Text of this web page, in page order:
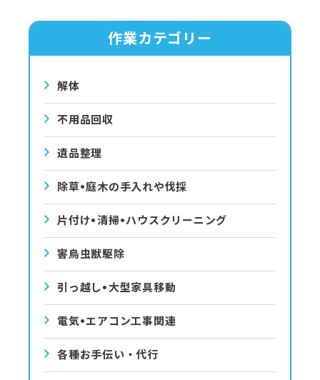
作業カテゴリー
解体
不用品回収
遺品整理
除草•庭⽊の⼿⼊れや伐採
⽚付け•清掃•ハウスクリーニング
害⿃⾍獣駆除
引っ越し•⼤型家具移動
電気•エアコン⼯事関連
各種お手伝い・代行